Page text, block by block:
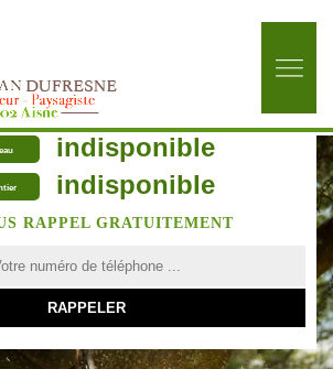
indisponible
indisponible
RAPPEL GRATUITEMENT